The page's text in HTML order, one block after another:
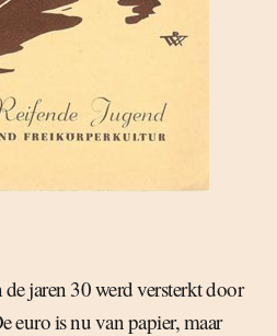
jaren 30 werd versterkt door
euro is nu van papier, maar